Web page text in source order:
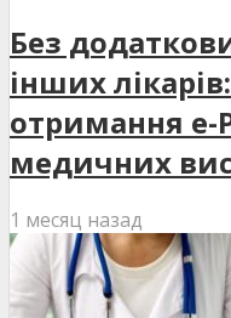
Без
інших
отримання е-
медичних
1 месяц назад